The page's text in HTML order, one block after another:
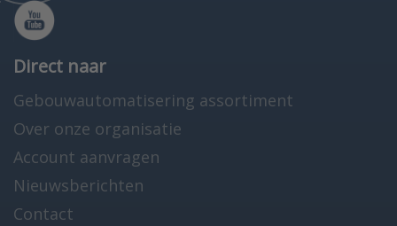
Direct naar
Gebouwautomatisering assortiment
Over onze organisatie
Account aanvragen
Nieuwsberichten
Contact